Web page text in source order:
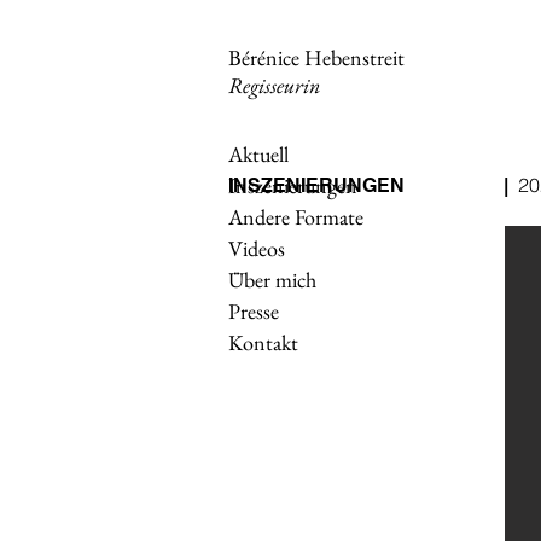
Bérénice Hebenstreit
Regisseurin
Aktuell
Inszenierungen
Andere Formate
Videos
Über mich
Presse
Kontakt
INSZENIERUNGEN |